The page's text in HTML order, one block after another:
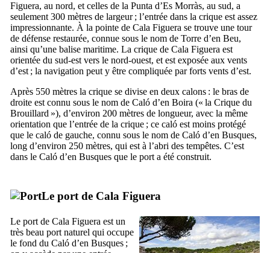
Figuera, au nord, et celles de la Punta d’Es Morràs, au sud, a
seulement 300 mètres de largeur ; l’entrée dans la crique est assez
impressionnante. À la pointe de Cala Figuera se trouve une tour
de défense restaurée, connue sous le nom de Torre d’en Beu,
ainsi qu’une balise maritime. La crique de Cala Figuera est
orientée du sud-est vers le nord-ouest, et est exposée aux vents
d’est ; la navigation peut y être compliquée par forts vents d’est.
Après 550 mètres la crique se divise en deux calons : le bras de
droite est connu sous le nom de Caló d’en Boira (« la Crique du
Brouillard »), d’environ 200 mètres de longueur, avec la même
orientation que l’entrée de la crique ; ce caló est moins protégé
que le caló de gauche, connu sous le nom de Caló d’en Busques,
long d’environ 250 mètres, qui est à l’abri des tempêtes. C’est
dans le Caló d’en Busques que le port a été construit.
Le port de Cala Figuera
Le port de Cala Figuera est un
très beau port naturel qui occupe
le fond du Caló d’en Busques ;